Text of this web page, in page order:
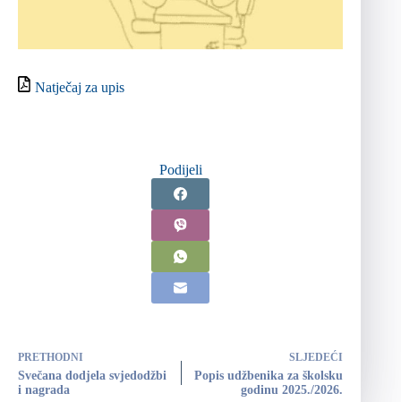
Natječaj za upis
Podijeli
PRETHODNI
Svečana dodjela svjedodžbi
i nagrada
SLJEDEĆI
Popis udžbenika za školsku
godinu 2025./2026.